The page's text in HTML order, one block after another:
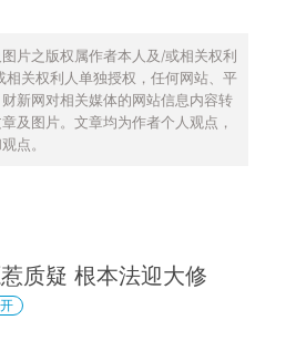
片之版权属作者本人及/或相关权利
相关权利人单独授权，任何网站、平
新网对相关媒体的网站信息内容转
及图片。文章均为作者个人观点，
点。
质疑 根本法迎大修